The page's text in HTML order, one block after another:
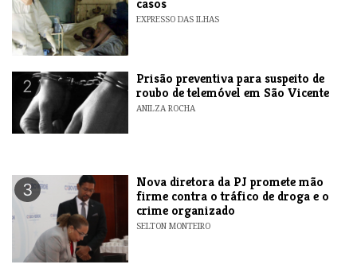
casos
EXPRESSO DAS ILHAS
2
Prisão preventiva para suspeito de
roubo de telemóvel em São Vicente
ANILZA ROCHA
3
Nova diretora da PJ promete mão
firme contra o tráfico de droga e o
crime organizado
SELTON MONTEIRO